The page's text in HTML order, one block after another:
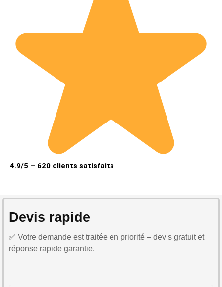
4.9/5 – 620 clients satisfaits
Devis rapide
✅ Votre demande est traitée en priorité – devis gratuit et
réponse rapide garantie.